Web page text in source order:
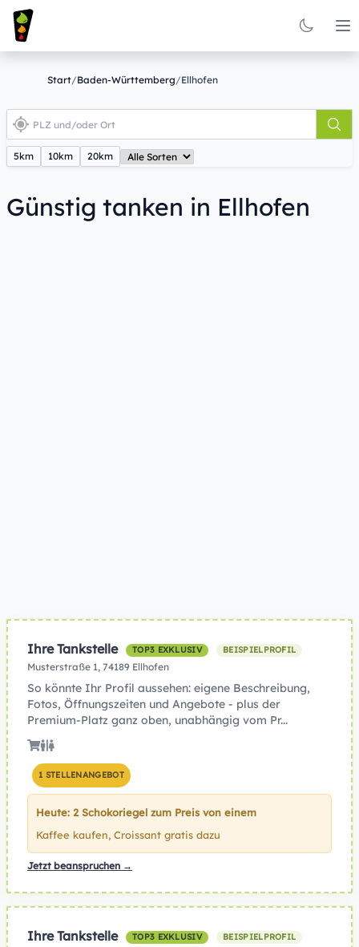
Start/Baden-Württemberg/Ellhofen
5km 10km 20km
Günstig tanken in Ellhofen
Ihre Tankstelle TOP3 EXKLUSIV BEISPIELPROFIL
Musterstraße 1, 74189 Ellhofen
So könnte Ihr Profil aussehen: eigene Beschreibung,
Fotos, Öffnungszeiten und Angebote - plus der
Premium-Platz ganz oben, unabhängig vom Pr...
1 STELLENANGEBOT
Heute: 2 Schokoriegel zum Preis von einem
Kaffee kaufen, Croissant gratis dazu
Jetzt beanspruchen →
Ihre Tankstelle TOP3 EXKLUSIV BEISPIELPROFIL